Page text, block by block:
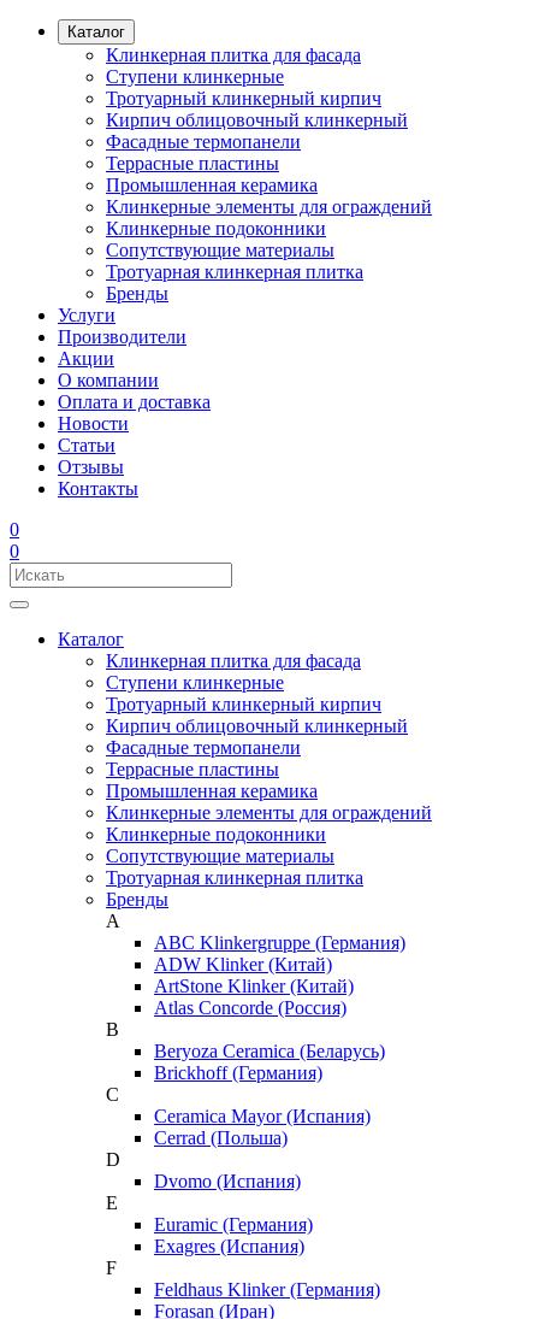
Каталог
Клинкерная плитка для фасада
Ступени клинкерные
Тротуарный клинкерный кирпич
Кирпич облицовочный клинкерный
Фасадные термопанели
Террасные пластины
Промышленная керамика
Клинкерные элементы для ограждений
Клинкерные подоконники
Сопутствующие материалы
Тротуарная клинкерная плитка
Бренды
Услуги
Производители
Акции
О компании
Оплата и доставка
Новости
Статьи
Отзывы
Контакты
0
0
Каталог
Клинкерная плитка для фасада
Ступени клинкерные
Тротуарный клинкерный кирпич
Кирпич облицовочный клинкерный
Фасадные термопанели
Террасные пластины
Промышленная керамика
Клинкерные элементы для ограждений
Клинкерные подоконники
Сопутствующие материалы
Тротуарная клинкерная плитка
Бренды
A
ABC Klinkergruppe (Германия)
ADW Klinker (Китай)
ArtStone Klinker (Китай)
Atlas Concorde (Россия)
B
Beryoza Ceramica (Беларусь)
Brickhoff (Германия)
C
Ceramica Mayor (Испания)
Cerrad (Польша)
D
Dvomo (Испания)
E
Euramic (Германия)
Exagres (Испания)
F
Feldhaus Klinker (Германия)
Forasan (Иран)